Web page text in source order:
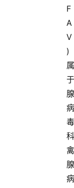
F
A
V
)
属
于
腺
病
毒
科
禽
腺
病